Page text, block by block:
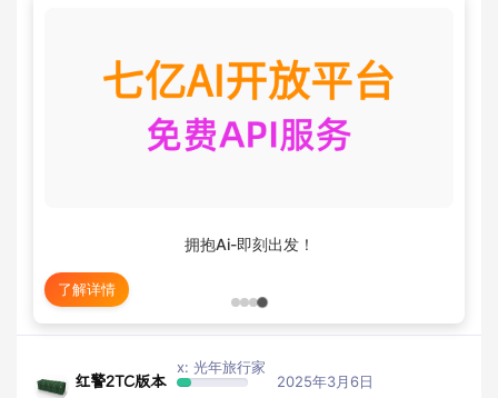
拥抱Ai-即刻出发！
了解详情
红警2TC版本
x: 光年旅行家
2025年3月6日